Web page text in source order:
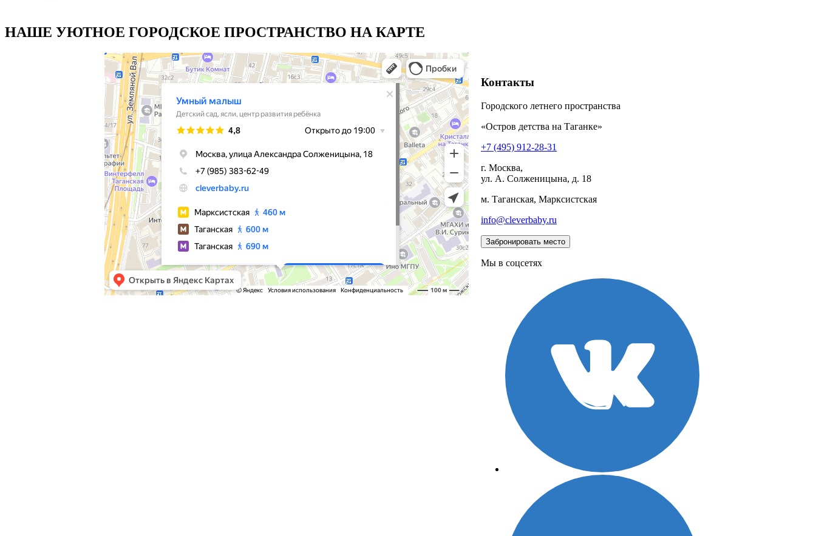
НАШЕ УЮТНОЕ ГОРОДСКОЕ ПРОСТРАНСТВО НА КАРТЕ
Контакты
Городского летнего пространства
«Остров детства на Таганке»
+7 (495) 912-28-31
г. Москва,
ул. А. Солженицына, д. 18
м. Таганская, Марксистская
info@cleverbaby.ru
Мы в соцсетях